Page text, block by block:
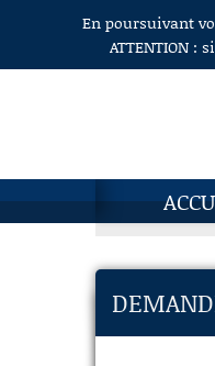
Aller au contenuEn poursuivant
ATTENTION :